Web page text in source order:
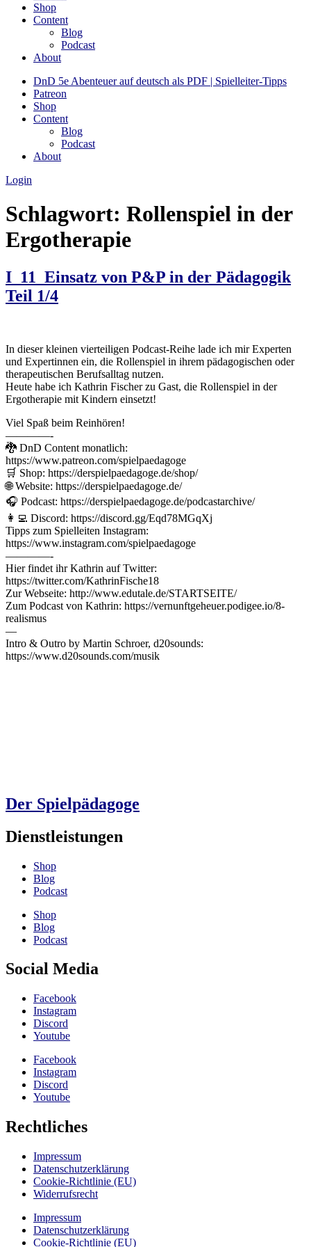
Shop
Content
Blog
Podcast
About
DnD 5e Abenteuer auf deutsch als PDF | Spielleiter-Tipps
Patreon
Shop
Content
Blog
Podcast
About
Login
Schlagwort: Rollenspiel in der
Ergotherapie
I_11_Einsatz von P&P in der Pädagogik
Teil 1/4
In dieser kleinen vierteiligen Podcast-Reihe lade ich mir Experten
und Expertinnen ein, die Rollenspiel in ihrem pädagogischen oder
therapeutischen Berufsalltag nutzen.
Heute habe ich Kathrin Fischer zu Gast, die Rollenspiel in der
Ergotherapie mit Kindern einsetzt!
Viel Spaß beim Reinhören!
————-
🐉 DnD Content monatlich:
https://www.patreon.com/spielpaedagoge
🛒 Shop: https://derspielpaedagoge.de/shop/
🌐 Website: https://derspielpaedagoge.de/
🎧 Podcast: https://derspielpaedagoge.de/podcastarchive/
👩‍💻 Discord: https://discord.gg/Eqd78MGqXj
Tipps zum Spielleiten Instagram:
https://www.instagram.com/spielpaedagoge
————-
Hier findet ihr Kathrin auf Twitter:
https://twitter.com/KathrinFische18
Zur Webseite: http://www.edutale.de/STARTSEITE/
Zum Podcast von Kathrin: https://vernunftgeheuer.podigee.io/8-
realismus
—
Intro & Outro by Martin Schroer, d20sounds:
https://www.d20sounds.com/musik
Der Spielpädagoge
Dienstleistungen
Shop
Blog
Podcast
Shop
Blog
Podcast
Social Media
Facebook
Instagram
Discord
Youtube
Facebook
Instagram
Discord
Youtube
Rechtliches
Impressum
Datenschutzerklärung
Cookie-Richtlinie (EU)
Widerrufsrecht
Impressum
Datenschutzerklärung
Cookie-Richtlinie (EU)